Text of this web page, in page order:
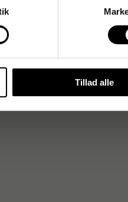
Tillad alle
og